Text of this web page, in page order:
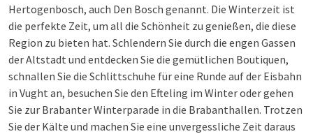
Hertogenbosch, auch Den Bosch genannt. Die Winterzeit ist
die perfekte Zeit, um all die Schönheit zu genießen, die diese
Region zu bieten hat. Schlendern Sie durch die engen Gassen
der Altstadt und entdecken Sie die gemütlichen Boutiquen,
schnallen Sie die Schlittschuhe für eine Runde auf der Eisbahn
in Vught an, besuchen Sie den Efteling im Winter oder gehen
Sie zur Brabanter Winterparade in die Brabanthallen. Trotzen
Sie der Kälte und machen Sie eine unvergessliche Zeit daraus